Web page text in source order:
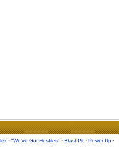
· "We've Got Hostiles"· Blast Pit·Power Up ·